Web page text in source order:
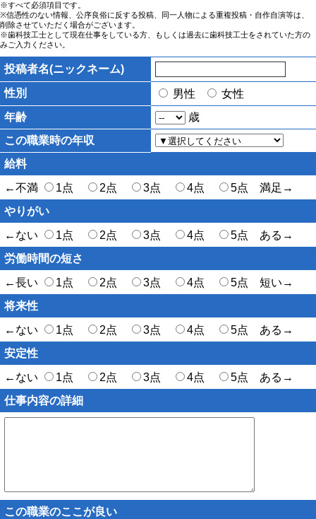
※すべて必須項目です。
※信憑性のない情報、公序良俗に反する投稿、同一人物による重複投稿・自作自演等は、
削除させていただく場合がございます。
※歯科技工士として現在仕事をしている方、もしくは過去に歯科技工士をされていた方の
みご入力ください。
投稿者名(ニックネーム)
性別
男性
女性
年齢
歳
この職業時の年収
給料
←不満
1点 2点 3点 4点
5点 満足→
やりがい
←ない
1点 2点 3点 4点
5点 ある→
労働時間の短さ
←長い
1点 2点 3点 4点
5点 短い→
将来性
←ない
1点 2点 3点 4点
5点 ある→
安定性
←ない
1点 2点 3点 4点
5点 ある→
仕事内容の詳細
この職業のここが良い